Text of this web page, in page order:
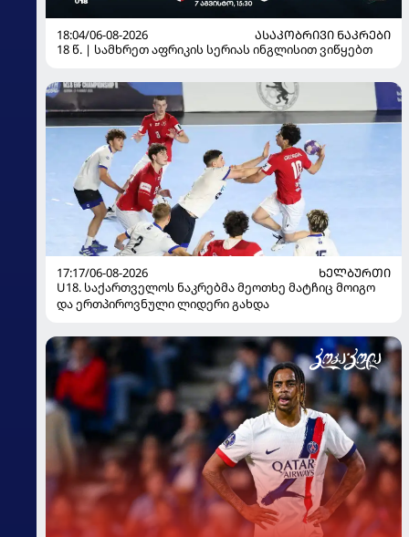
18:04/06-08-2026
ᲐᲡᲐᲙᲝᲑᲠᲘᲕᲘ ᲜᲐᲙᲠᲔᲑᲘ
18 წ. | სამხრეთ აფრიკის სერიას ინგლისით ვიწყებთ
17:17/06-08-2026
ᲮᲔᲚᲑᲣᲠᲗᲘ
U18. საქართველოს ნაკრებმა მეოთხე მატჩიც მოიგო
და ერთპიროვნული ლიდერი გახდა